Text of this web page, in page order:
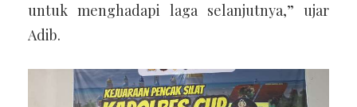
untuk menghadapi laga selanjutnya,” ujar
Adib.